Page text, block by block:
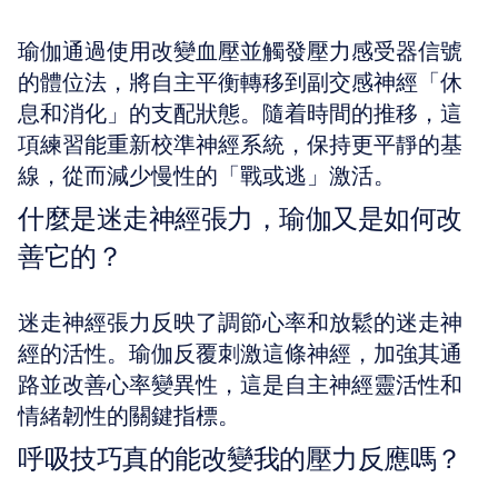
瑜伽通過使用改變血壓並觸發壓力感受器信號
的體位法，將自主平衡轉移到副交感神經「休
息和消化」的支配狀態。隨着時間的推移，這
項練習能重新校準神經系統，保持更平靜的基
線，從而減少慢性的「戰或逃」激活。
什麼是迷走神經張力，瑜伽又是如何改
善它的？
迷走神經張力反映了調節心率和放鬆的迷走神
經的活性。瑜伽反覆刺激這條神經，加強其通
路並改善心率變異性，這是自主神經靈活性和
情緒韌性的關鍵指標。
呼吸技巧真的能改變我的壓力反應嗎？